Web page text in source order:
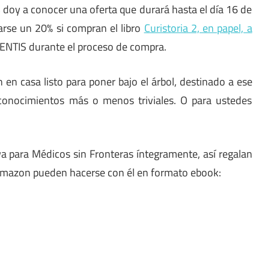
a conocer una oferta que durará hasta el día 16 de
un 20% si compran el libro Curistoria 2, en papel, a
durante el proceso de compra.
casa listo para poner bajo el árbol, destinado a ese
más o menos triviales. O para ustedes
para Médicos sin Fronteras íntegramente, así regalan
pueden hacerse con él en formato ebook: